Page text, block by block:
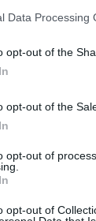
Data Processing
opt-out of the
opt-out of the
opt-out of
opt-out of
sumokėti